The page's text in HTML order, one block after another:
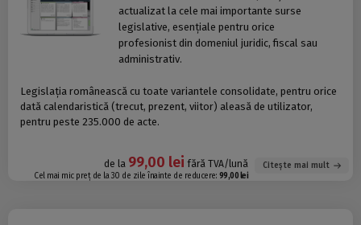
actualizat la cele mai importante surse
legislative, esențiale pentru orice
profesionist din domeniul juridic, fiscal sau
administrativ.
Legislația românească cu toate variantele consolidate, pentru orice
dată calendaristică (trecut, prezent, viitor) aleasă de utilizator,
pentru peste 235.000 de acte.
de la 99,00 leifără TVA/lună
Cel mai mic preț de la 30 de zile înainte de reducere: 99,00 lei
Citește mai mult